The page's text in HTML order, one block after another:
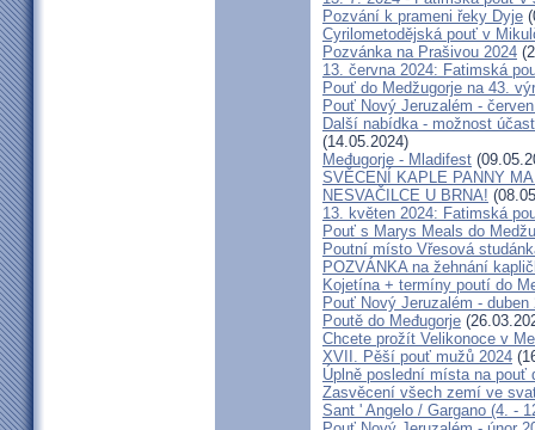
Pozvání k prameni řeky Dyje
Cyrilometodějská pouť v
Pozvánka na Prašivou 2024
13. června 2024: Fatimská
Pouť do Medžugorje na 43.
Pouť Nový Jeruzalém -
Další nabídka - možnost
(14.05.2024)
Međugorje - Mladifest
SVĚCENÍ KAPLE PANNY
NESVAČILCE U BRNA!
13. květen 2024: Fatimská
Pouť s Marys Meals do
Poutní místo Vřesová
POZVÁNKA na žehnání
Kojetína + termíny poutí do
Pouť Nový Jeruzalém - duben
Poutě do Međugorje
Chcete prožít Velikonoce v
XVII. Pěší pouť mužů 2024
Úplně poslední místa na pouť
Zasvěcení všech zemí ve
Sant ' Angelo / Gargano (4. -